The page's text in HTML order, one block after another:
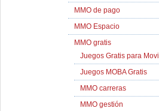
MMO de pago
MMO Espacio
MMO gratis
Juegos Gratis para Movil
Juegos MOBA Gratis
MMO carreras
MMO gestión